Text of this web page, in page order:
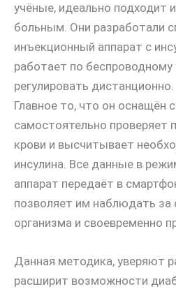
учёные, идеально подходит
больным. Они разработали
инъекционный аппарат с
работает по
регулировать
Главное то, что он оснащён
самостоятельно проверяет
крови и высчитывает
инсулина. Все данные в
аппарат передаёт в
позволяет им наблюдать за
организма и своевременно
Данная методика, уверяют
расширит возможности